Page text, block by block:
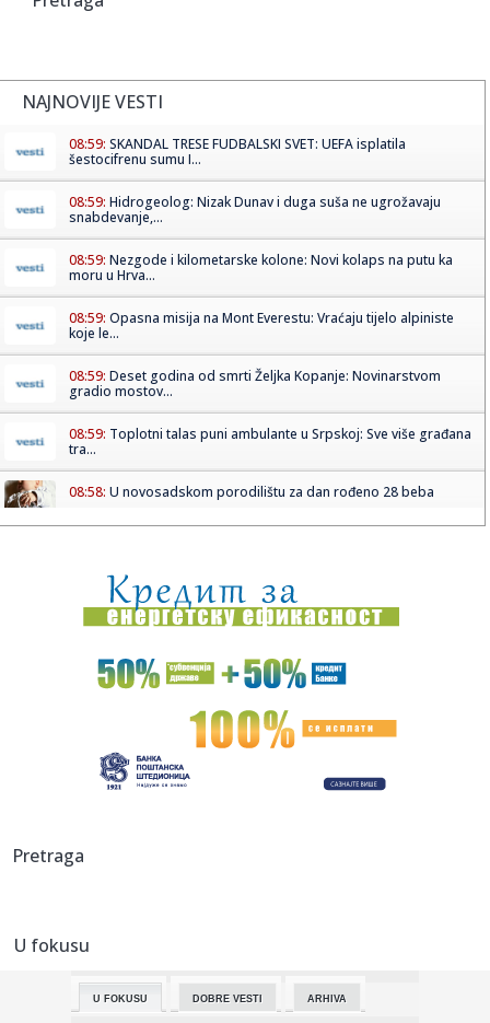
NAJNOVIJE VESTI
08:59: SKANDAL TRESE FUDBALSKI SVET: UEFA isplatila
šestocifrenu sumu I...
08:59: Hidrogeolog: Nizak Dunav i duga suša ne ugrožavaju
snabdevanje,...
08:59: Nezgode i kilometarske kolone: Novi kolaps na putu ka
moru u Hrva...
08:59: Opasna misija na Mont Everestu: Vraćaju tijelo alpiniste
koje le...
08:59: Deset godina od smrti Željka Kopanje: Novinarstvom
gradio mostov...
08:59: Toplotni talas puni ambulante u Srpskoj: Sve više građana
tra...
08:58: U novosadskom porodilištu za dan rođeno 28 beba
08:54:Skandal u UEFA: "Infantino bio u vezi sa radnicom,
unaprijedili j...
08:50:Svi putevi vode u spokoj – Nick Cave and The Bad Seeds
osvojili...
OSMOSMERKA: Teške reči
08:48:Drama u nuklearnoj elektrani: Potapaju barže da bi spasili
otkrio šta je b...
08:45:
08:41: ABA liga ostala bez direktora!
Pretraga
U fokusu
U FOKUSU DOBRE VESTI ARHIVA